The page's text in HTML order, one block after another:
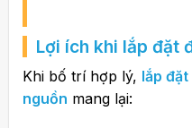
Lợi ích khi lắp đặt
Khi bố trí hợp lý, lắp
nguồn mang lại: